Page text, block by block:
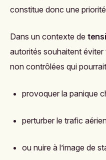
constitue donc une
Dans un contexte de
autorités souhaitent
non contrôlées qui
provoquer la panique
perturber le trafic
ou nuire à l’image de